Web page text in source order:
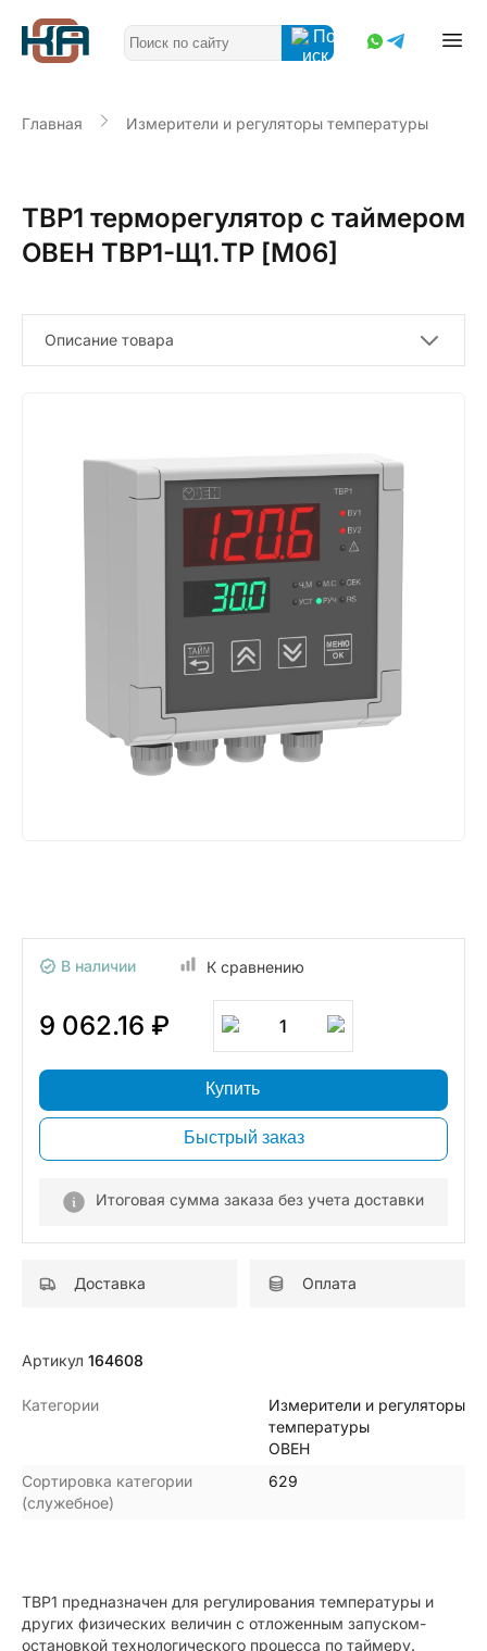
Главная Измерители и регуляторы температуры
ТВР1 терморегулятор с таймером
ОВЕН ТВР1-Щ1.ТР [М06]
Описание товара
В наличии К сравнению
9 062.16 ₽ 1
Купить
Быстрый заказ
Итоговая сумма заказа без учета доставки
Доставка Оплата
Артикул 164608
Категории
Измерители и регуляторы
температуры
ОВЕН
Сортировка категории
(служебное)
629
ТВР1 предназначен для регулирования температуры и
других физических величин с отложенным запуском-
остановкой технологического процесса по таймеру.